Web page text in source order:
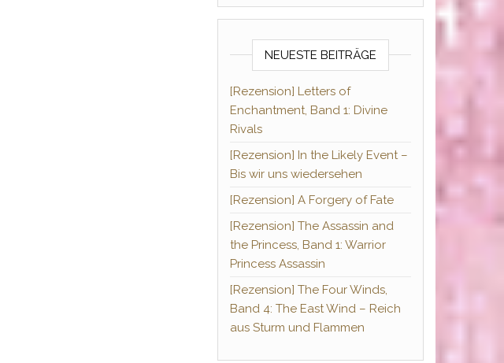
NEUESTE BEITRÄGE
[Rezension] Letters of
Enchantment, Band 1: Divine
Rivals
[Rezension] In the Likely Event –
Bis wir uns wiedersehen
[Rezension] A Forgery of Fate
[Rezension] The Assassin and
the Princess, Band 1: Warrior
Princess Assassin
[Rezension] The Four Winds,
Band 4: The East Wind – Reich
aus Sturm und Flammen